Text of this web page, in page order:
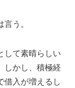
う。
して素晴らしい
しかし、積極経
借入が増えるし